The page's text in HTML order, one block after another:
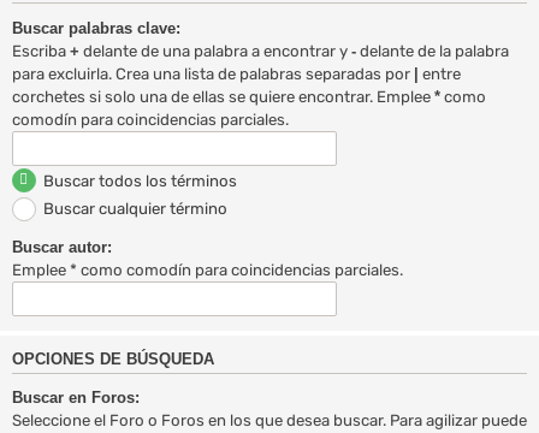
Buscar palabras clave:
Escriba + delante de una palabra a encontrar y - delante de la palabra
para excluirla. Crea una lista de palabras separadas por | entre
corchetes si solo una de ellas se quiere encontrar. Emplee * como
comodín para coincidencias parciales.
Buscar todos los términos
Buscar cualquier término
Buscar autor:
Emplee * como comodín para coincidencias parciales.
OPCIONES DE BÚSQUEDA
Buscar en Foros:
Seleccione el Foro o Foros en los que desea buscar. Para agilizar puede